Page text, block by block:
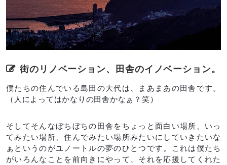
街のリノベーション、田舎のイノベーション。
僕たちの住んでいる島田の大代は、まあまあの田舎です。
（人によってはかなりの田舎かなぁ？笑）
そしてそんなぼちぼちの田舎をちょっと面白い場所、いっ
てみたい場所、住んでみたい場所みたいにしていきたいな
ぁというのがユノートルの夢のひとつです。これは僕たち
がいろんなことを前向きにやって、それを応援してくれた